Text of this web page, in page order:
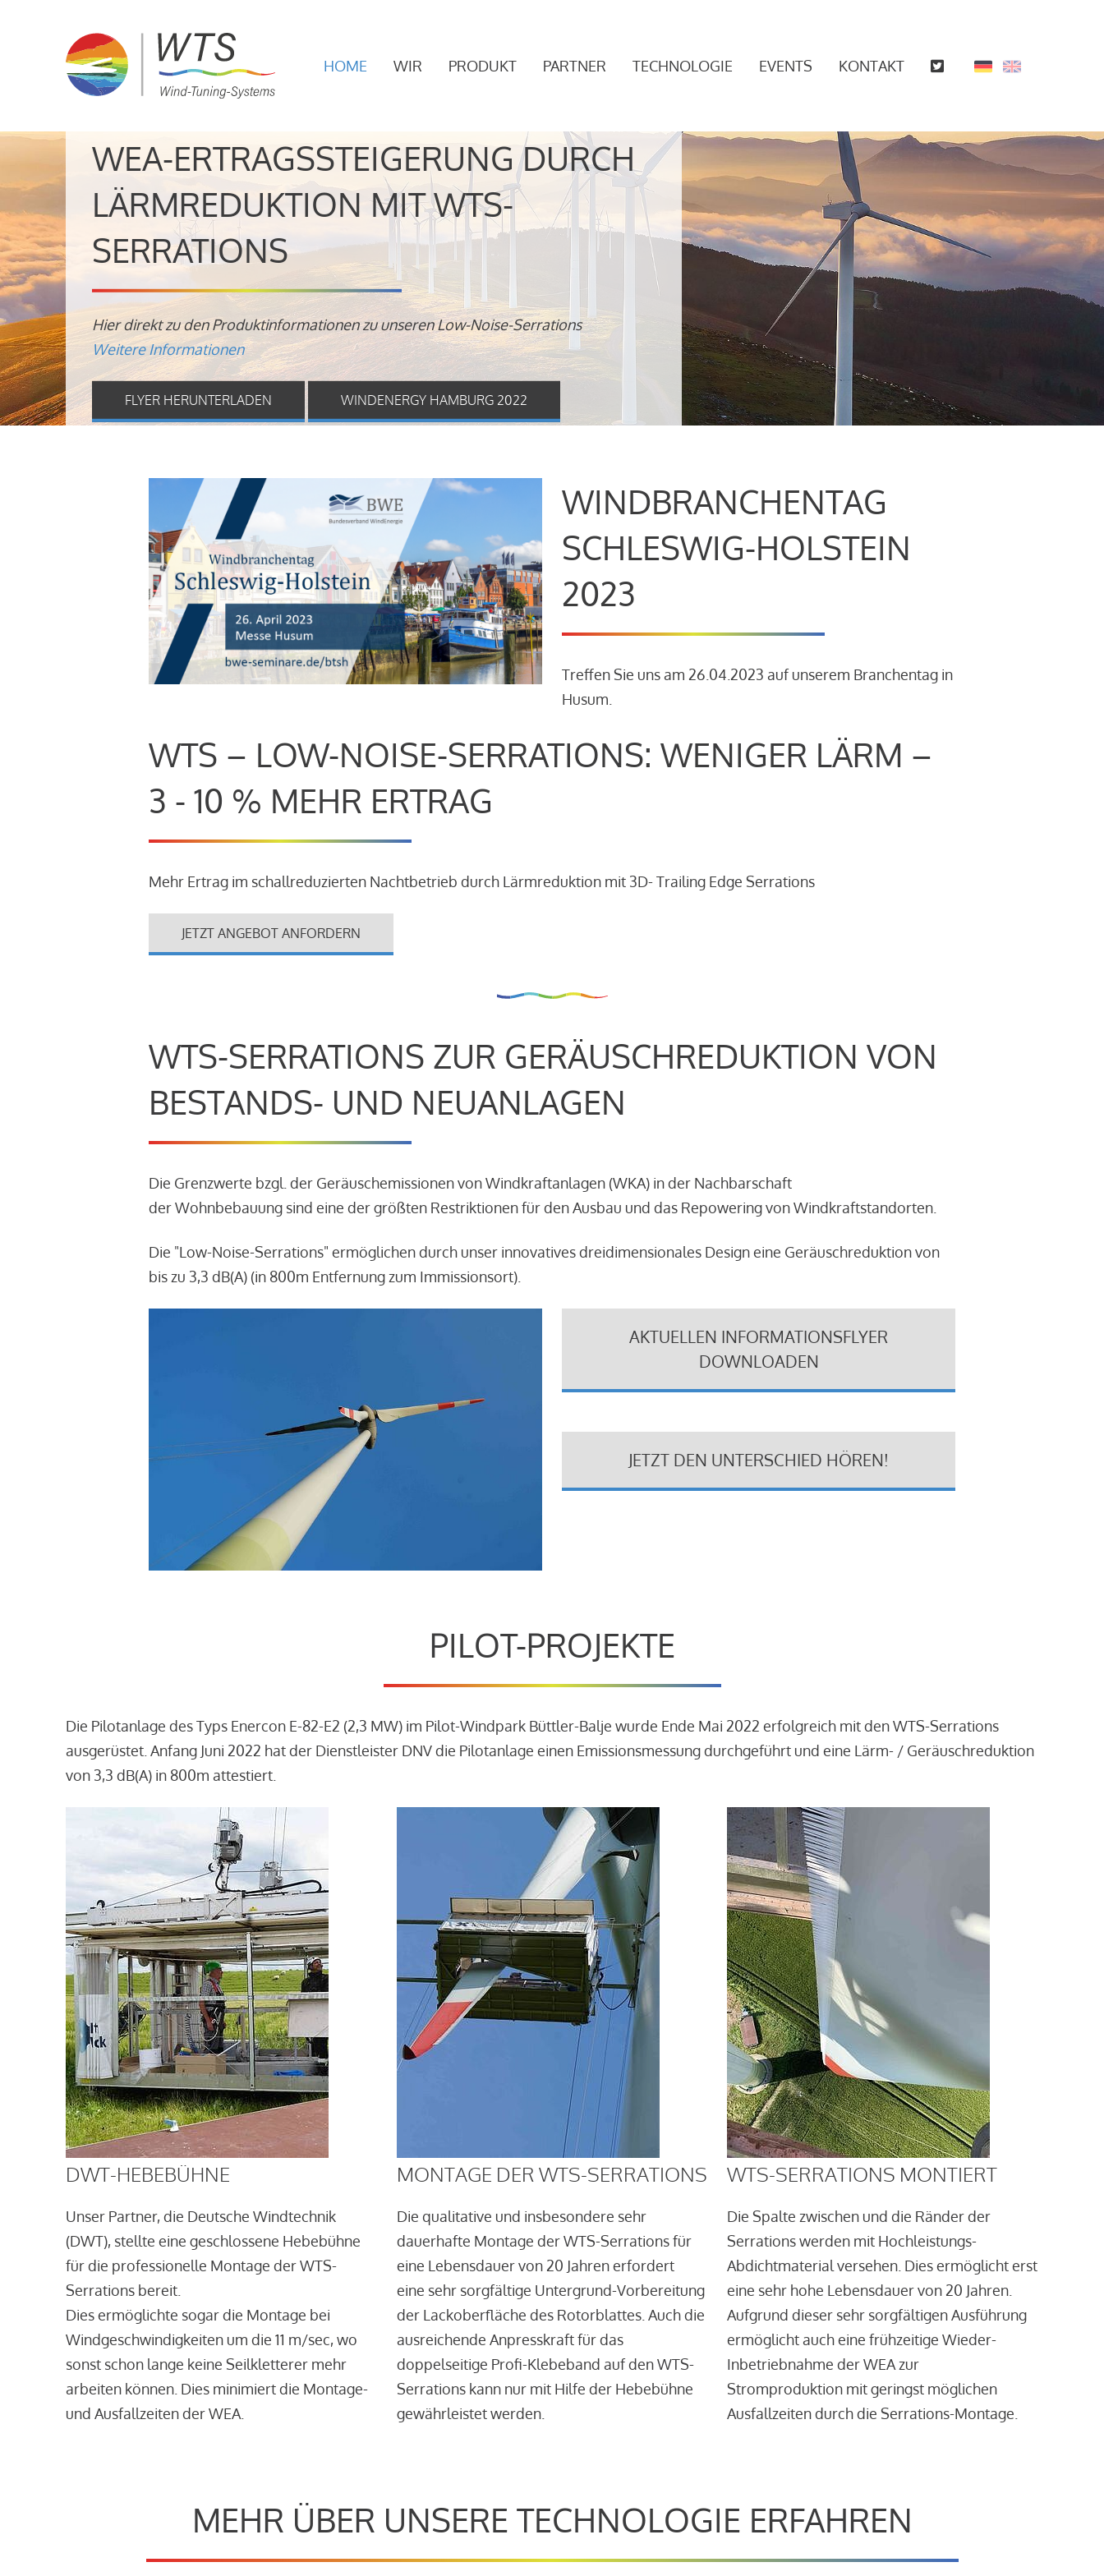
HOME WIR PRODUKT PARTNER TECHNOLOGIE EVENTS KONTAKT
WEA-ERTRAGSSTEIGERUNG DURCH
LÄRMREDUKTION MIT WTS-
SERRATIONS
Hier direkt zu den Produktinformationen zu unseren Low-Noise-Serrations
Weitere Informationen
FLYER HERUNTERLADEN WINDENERGY HAMBURG 2022
WINDBRANCHENTAG
SCHLESWIG-HOLSTEIN
2023
Treffen Sie uns am 26.04.2023 auf unserem Branchentag in
Husum.
WTS – LOW-NOISE-SERRATIONS: WENIGER LÄRM –
3 - 10 % MEHR ERTRAG
Mehr Ertrag im schallreduzierten Nachtbetrieb durch Lärmreduktion mit 3D- Trailing Edge Serrations
JETZT ANGEBOT ANFORDERN
WTS-SERRATIONS ZUR GERÄUSCHREDUKTION VON
BESTANDS- UND NEUANLAGEN
Die Grenzwerte bzgl. der Geräuschemissionen von Windkraftanlagen (WKA) in der Nachbarschaft
der Wohnbebauung sind eine der größten Restriktionen für den Ausbau und das Repowering von Windkraftstandorten.
Die "Low-Noise-Serrations" ermöglichen durch unser innovatives dreidimensionales Design eine Geräuschreduktion von
bis zu 3,3 dB(A) (in 800m Entfernung zum Immissionsort).
AKTUELLEN INFORMATIONSFLYER
DOWNLOADEN
JETZT DEN UNTERSCHIED HÖREN!
PILOT-PROJEKTE
Die Pilotanlage des Typs Enercon E-82-E2 (2,3 MW) im Pilot-Windpark Büttler-Balje wurde Ende Mai 2022 erfolgreich mit den WTS-Serrations
ausgerüstet. Anfang Juni 2022 hat der Dienstleister DNV die Pilotanlage einen Emissionsmessung durchgeführt und eine Lärm- / Geräuschreduktion
von 3,3 dB(A) in 800m attestiert.
DWT-HEBEBÜHNE
Unser Partner, die Deutsche Windtechnik
(DWT), stellte eine geschlossene Hebebühne
für die professionelle Montage der WTS-
Serrations bereit.
Dies ermöglichte sogar die Montage bei
Windgeschwindigkeiten um die 11 m/sec, wo
sonst schon lange keine Seilkletterer mehr
arbeiten können. Dies minimiert die Montage-
und Ausfallzeiten der WEA.
MONTAGE DER WTS-SERRATIONS
Die qualitative und insbesondere sehr
dauerhafte Montage der WTS-Serrations für
eine Lebensdauer von 20 Jahren erfordert
eine sehr sorgfältige Untergrund-Vorbereitung
der Lackoberfläche des Rotorblattes. Auch die
ausreichende Anpresskraft für das
doppelseitige Profi-Klebeband auf den WTS-
Serrations kann nur mit Hilfe der Hebebühne
gewährleistet werden.
WTS-SERRATIONS MONTIERT
Die Spalte zwischen und die Ränder der
Serrations werden mit Hochleistungs-
Abdichtmaterial versehen. Dies ermöglicht erst
eine sehr hohe Lebensdauer von 20 Jahren.
Aufgrund dieser sehr sorgfältigen Ausführung
ermöglicht auch eine frühzeitige Wieder-
Inbetriebnahme der WEA zur
Stromproduktion mit geringst möglichen
Ausfallzeiten durch die Serrations-Montage.
MEHR ÜBER UNSERE TECHNOLOGIE ERFAHREN